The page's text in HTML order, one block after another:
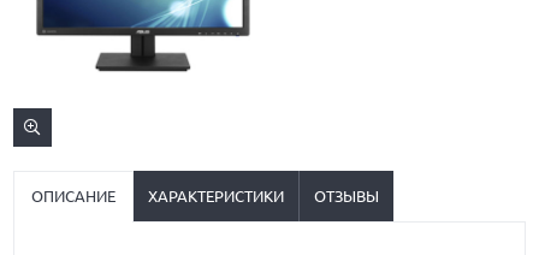
ОПИСАНИЕ ХАРАКТЕРИСТИКИ ОТЗЫВЫ